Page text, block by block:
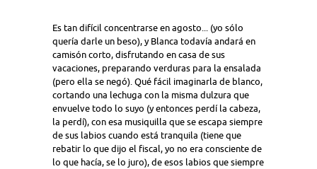
Es tan difícil concentrarse en agosto... (yo sólo
quería darle un beso), y Blanca todavía andará en
camisón corto, disfrutando en casa de sus
vacaciones, preparando verduras para la ensalada
(pero ella se negó). Qué fácil imaginarla de blanco,
cortando una lechuga con la misma dulzura que
envuelve todo lo suyo (y entonces perdí la cabeza,
la perdí), con esa musiquilla que se escapa siempre
de sus labios cuando está tranquila (tiene que
rebatir lo que dijo el fiscal, yo no era consciente de
lo que hacía, se lo juro), de esos labios que siempre